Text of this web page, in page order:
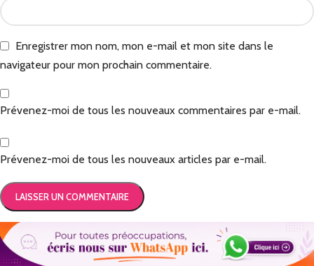
Enregistrer mon nom, mon e-mail et mon site dans le
navigateur pour mon prochain commentaire.
Prévenez-moi de tous les nouveaux commentaires par e-mail.
Prévenez-moi de tous les nouveaux articles par e-mail.